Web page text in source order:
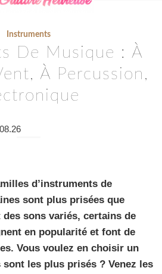
Instruments
De Musique : À
À Percussion,
d’instruments de
sont plus prisées que
des sons variés, certains de
en popularité et font de
Vous voulez en choisir un
les plus prisés ? Venez les